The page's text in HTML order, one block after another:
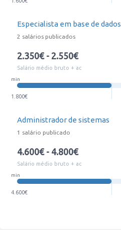
Especialista em base de dados
2 salários publicados
2.350€ - 2.550€
Salário médio bruto + ac
min
1.800€
Administrador de sistemas
1 salário publicado
4.600€ - 4.800€
Salário médio bruto + ac
min
4.600€